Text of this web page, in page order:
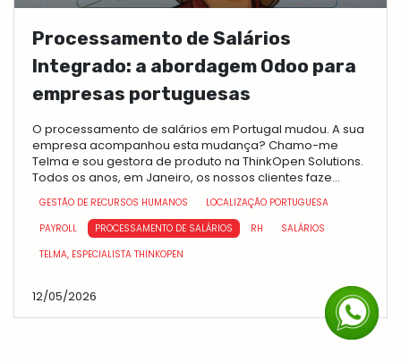
Processamento de Salários
Integrado: a abordagem Odoo para
empresas portuguesas
O processamento de salários em Portugal mudou. A sua
empresa acompanhou esta mudança? Chamo-me
Telma e sou gestora de produto na ThinkOpen Solutions.
Todos os anos, em Janeiro, os nossos clientes faze...
GESTÃO DE RECURSOS HUMANOS
LOCALIZAÇÃO PORTUGUESA
PAYROLL
PROCESSAMENTO DE SALÁRIOS RH
SALÁRIOS
TELMA, ESPECIALISTA THINKOPEN
12/05/2026 RH